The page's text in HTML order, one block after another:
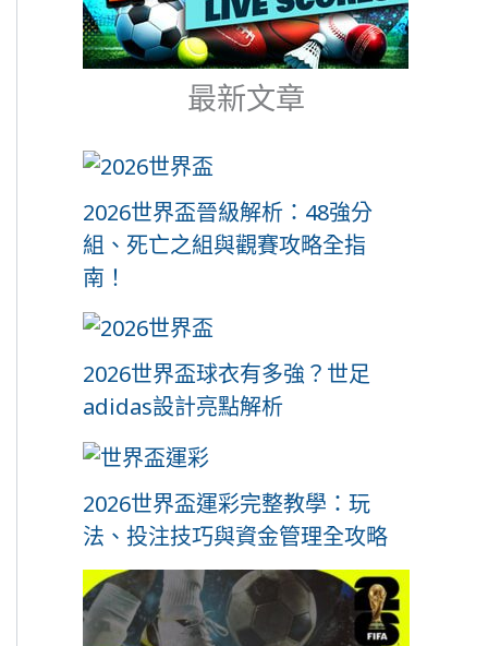
最新文章
2026世界盃晉級解析：48強分
組、死亡之組與觀賽攻略全指
南！
2026世界盃球衣有多強？世足
adidas設計亮點解析
2026世界盃運彩完整教學：玩
法、投注技巧與資金管理全攻略